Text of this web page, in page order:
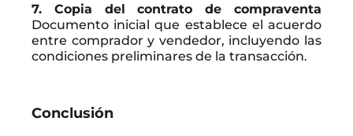
7. Copia del contrato de compraventa
Documento inicial que establece el acuerdo
entre comprador y vendedor, incluyendo las
condiciones preliminares de la transacción.
Conclusión